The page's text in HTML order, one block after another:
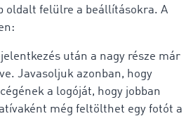
oldalt felülre a beállításokra. A
után a nagy része már
Javasoljuk azonban, hogy
a logóját, hogy jobban
még feltölthet egy fotót a